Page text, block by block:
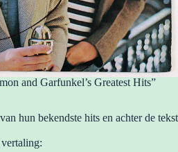
and Garfunkel’s Greatest Hits”
hun bekendste hits en achter de tekst
vertaling: